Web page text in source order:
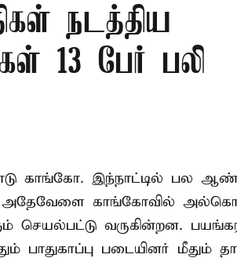
நடத்திய
13 பேர் பலி
காங்கோ. இந்நாட்டில் பல
அதேவேளை காங்கோவில்
செயல்பட்டு வருகின்றன.
படையினர் மீதும்